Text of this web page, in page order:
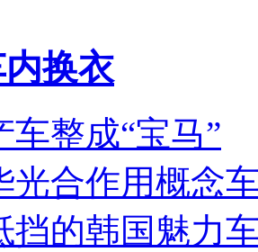
换衣
车整成“宝马”
光合作用概念
挡的韩国魅力